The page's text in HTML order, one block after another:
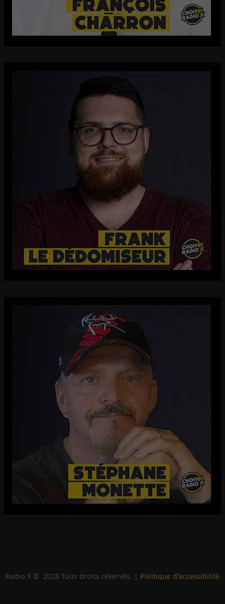
Radio X © 2026 Tous droits réservés. | Politique d'accessibilité